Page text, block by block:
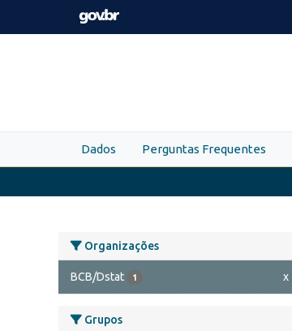
Skip to main content
Dados Perguntas Frequentes
Organizações
BCB/Dstat 1 x
Grupos